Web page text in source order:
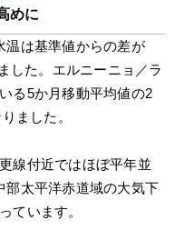
めに
温は基準値からの差が
した。エルニーニョ／ラ
る5か月移動平均値の2
ました。
線付近ではほぼ平年並
部太平洋赤道域の大気下
ています。